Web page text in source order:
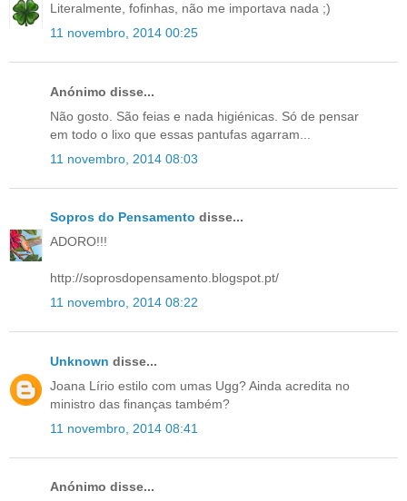
Literalmente, fofinhas, não me importava nada ;)
11 novembro, 2014 00:25
Anónimo disse...
Não gosto. São feias e nada higiénicas. Só de pensar
em todo o lixo que essas pantufas agarram...
11 novembro, 2014 08:03
Sopros do Pensamento disse...
ADORO!!!
http://soprosdopensamento.blogspot.pt/
11 novembro, 2014 08:22
Unknown disse...
Joana Lírio estilo com umas Ugg? Ainda acredita no
ministro das finanças também?
11 novembro, 2014 08:41
Anónimo disse...